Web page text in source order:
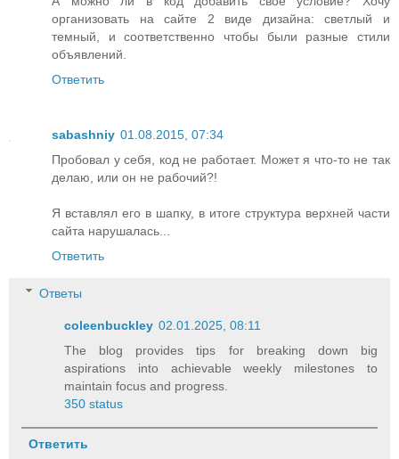
организовать на сайте 2 виде дизайна: светлый и
темный, и соответственно чтобы были разные стили
объявлений.
Ответить
sabashniy 01.08.2015, 07:34
Пробовал у себя, код не работает. Может я что-то не так
делаю, или он не рабочий?!
Я вставлял его в шапку, в итоге структура верхней части
сайта нарушалась...
Ответить
Ответы
coleenbuckley 02.01.2025, 08:11
The blog provides tips for breaking down big
aspirations into achievable weekly milestones to
maintain focus and progress.
350 status
Ответить